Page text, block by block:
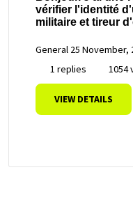
vérifier l'identité
militaire et tireur
General 25 November,
1 replies
1054
VIEW DETAILS